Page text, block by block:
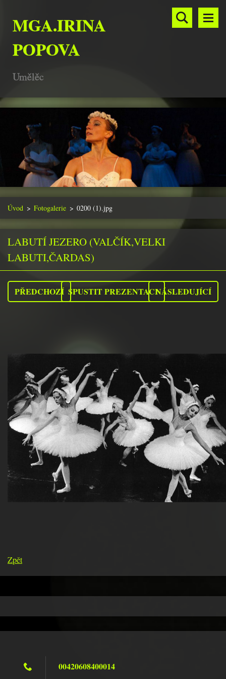
MGA.IRINA
POPOVA
Umělěc
Úvod > Fotogalerie > 0200 (1).jpg
LABUTÍ JEZERO (VALČÍK,VELKI
LABUTI,ČARDAS)
PŘEDCHOZÍ SPUSTIT PREZENTACINÁSLEDUJÍCÍ
Zpět
00420608400014